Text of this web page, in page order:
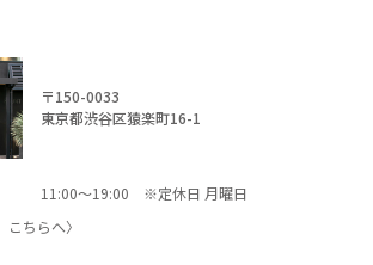
〒150-0033
東京都渋谷区猿楽町16-1
11:00～19:00 ※定休日 月曜日
こちらへ〉